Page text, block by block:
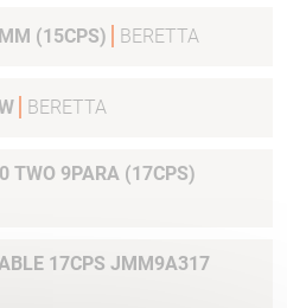
(15CPS) BERETTA
BERETTA
TWO 9PARA (17CPS)
17CPS JMM9A317